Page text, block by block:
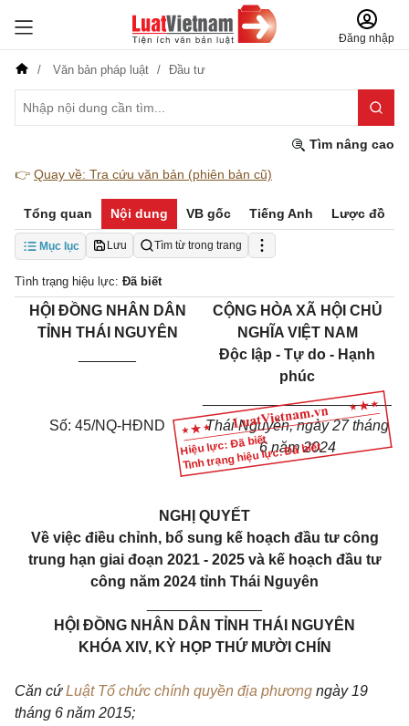
Đăng nhập
Văn bản pháp luật Đầu tư
Tìm nâng cao
👉 Quay về: Tra cứu văn bản (phiên bản cũ)
Tổng quan Nội dung VB gốc Tiếng Anh Lược đồ
Mục lục Lưu Tìm từ trong trang
Tình trạng hiệu lực: Đã biết
Hiệu lực: Đã biết
Tình trạng hiệu lực: Đã biết
HỘI ĐỒNG NHÂN DÂN
TỈNH THÁI NGUYÊN
CỘNG HÒA XÃ HỘI CHỦ
NGHĨA VIỆT NAM
Độc lập - Tự do - Hạnh
phúc
_______________________
Số: 45/NQ-HĐND
Thái Nguyên, ngày 27 tháng
6 năm 2024
NGHỊ QUYẾT
Về việc điều chỉnh, bổ sung kế hoạch đầu tư công
trung hạn giai đoạn 2021 - 2025 và kế hoạch đầu tư
công năm 2024 tỉnh Thái Nguyên
HỘI ĐỒNG NHÂN DÂN TỈNH THÁI NGUYÊN
KHÓA XIV, KỲ HỌP THỨ MƯỜI CHÍN
Căn cứLuật Tổ chức chính quyền địa phương ngày 19
tháng 6 năm 2015;